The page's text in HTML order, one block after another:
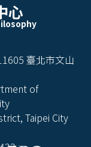
心
臺北市文山
of
Taipei City